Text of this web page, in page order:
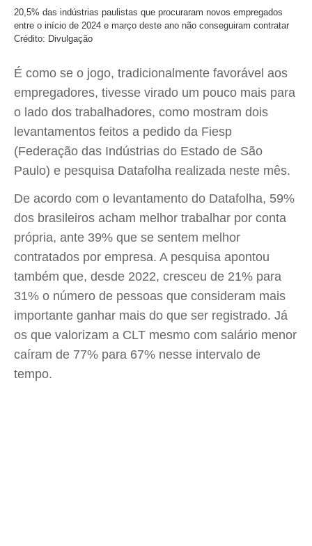
20,5% das indústrias paulistas que procuraram novos empregados
entre o início de 2024 e março deste ano não conseguiram contratar
Crédito: Divulgação
É como se o jogo, tradicionalmente favorável aos
empregadores, tivesse virado um pouco mais para
o lado dos trabalhadores, como mostram dois
levantamentos feitos a pedido da Fiesp
(Federação das Indústrias do Estado de São
Paulo) e pesquisa Datafolha realizada neste mês.
De acordo com o levantamento do Datafolha, 59%
dos brasileiros acham melhor trabalhar por conta
própria, ante 39% que se sentem melhor
contratados por empresa. A pesquisa apontou
também que, desde 2022, cresceu de 21% para
31% o número de pessoas que consideram mais
importante ganhar mais do que ser registrado. Já
os que valorizam a CLT mesmo com salário menor
caíram de 77% para 67% nesse intervalo de
tempo.